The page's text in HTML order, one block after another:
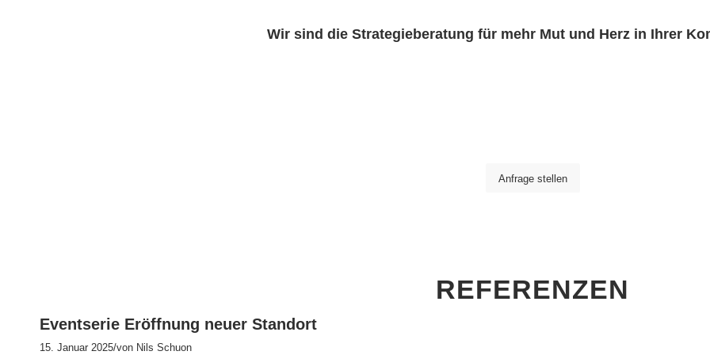
Wir sind die Strategieberatung für mehr Mut und Herz in Ihrer
Anfrage stellen
REFERENZEN
Eventserie Eröffnung neuer Standort
15. Januar 2025/von Nils Schuon